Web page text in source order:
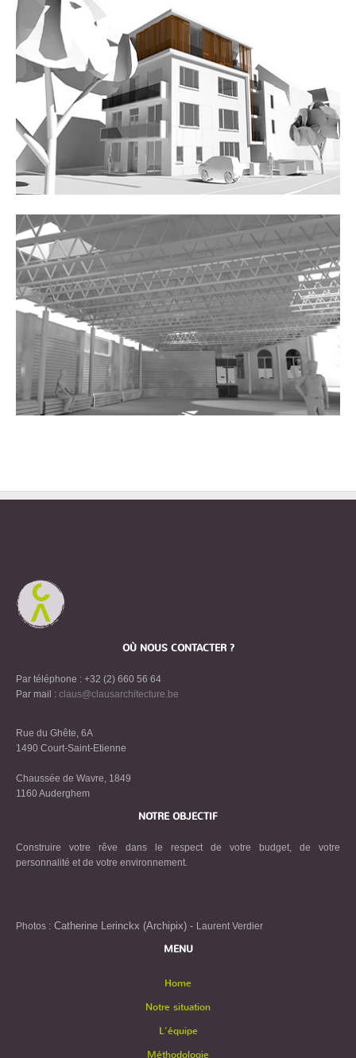
OÙ NOUS CONTACTER ?
Par téléphone : +32 (2) 660 56 64
Par mail : claus@clausarchitecture.be
Rue du Ghête, 6A
1490 Court-Saint-Etienne
Chaussée de Wavre, 1849
1160 Auderghem
NOTRE OBJECTIF
Construire votre rêve dans le respect de votre budget, de votre
personnalité et de votre environnement.
Photos : Catherine Lerinckx (Archipix) - Laurent Verdier
MENU
Home
Notre situation
L'équipe
Méthodologie